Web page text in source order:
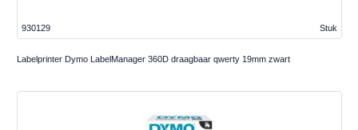
Stuk
930129
Labelprinter Dymo LabelManager 360D draagbaar qwerty 19mm zwart